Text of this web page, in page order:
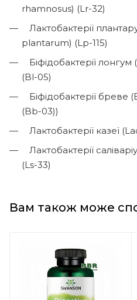
rhamnosus) (Lr-32)
Лактобактерії
plantarum) (Lp-115)
Біфідобактерії
(Bl-05)
Біфідобактерії
(Bb-03))
Лактобактерії казеї
Лактобактерії
(Ls-33)
Вам також може